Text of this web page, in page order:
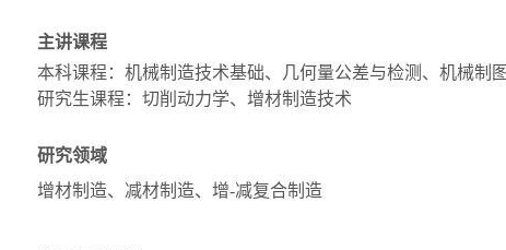
主讲课程
本科课程：机械制造技术基础、几何量公差与检测、机械制
研究生课程：切削动力学、增材制造技术
研究领域
增材制造、减材制造、增-减复合制造